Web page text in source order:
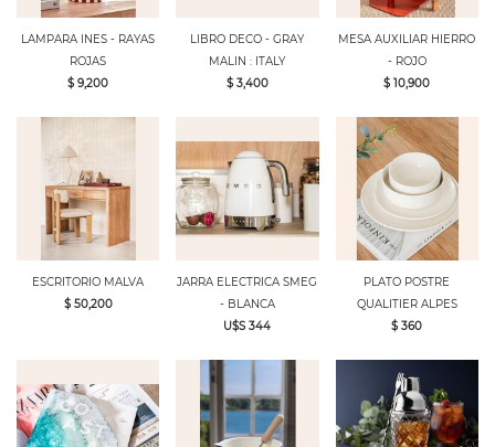
LAMPARA INES - RAYAS
ROJAS
$ 9,200
LIBRO DECO - GRAY
MALIN : ITALY
$ 3,400
MESA AUXILIAR HIERRO
- ROJO
$ 10,900
ESCRITORIO MALVA
$ 50,200
JARRA ELECTRICA SMEG
- BLANCA
U$S 344
PLATO POSTRE
QUALITIER ALPES
$ 360